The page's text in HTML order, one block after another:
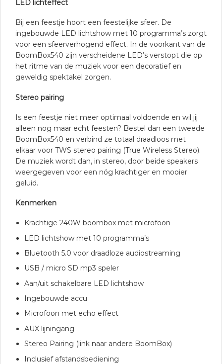
LED lichteffect
Bij een feestje hoort een feestelijke sfeer. De
ingebouwde LED lichtshow met 10 programma’s zorgt
voor een sfeerverhogend effect. In de voorkant van de
BoomBox540 zijn verscheidene LED’s verstopt die op
het ritme van de muziek voor een decoratief en
geweldig spektakel zorgen.
Stereo pairing
Is een feestje niet meer optimaal voldoende en wil jij
alleen nog maar echt feesten? Bestel dan een tweede
BoomBox540 en verbind ze totaal draadloos met
elkaar voor TWS stereo pairing (True Wireless Stereo).
De muziek wordt dan, in stereo, door beide speakers
weergegeven voor een nóg krachtiger en mooier
geluid.
Kenmerken
Krachtige 240W boombox met microfoon
LED lichtshow met 10 programma’s
Bluetooth 5.0 voor draadloze audiostreaming
USB / micro SD mp3 speler
Aan/uit schakelbare LED lichtshow
Ingebouwde accu
Microfoon met echo effect
AUX lijningang
Stereo Pairing (link naar andere BoomBox)
Inclusief afstandsbediening